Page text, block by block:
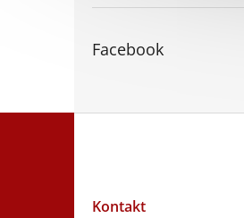
Facebook
Kontakt